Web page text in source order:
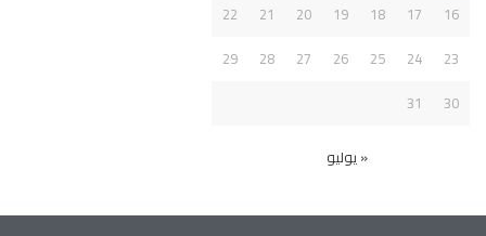
16
17
18
19
20
21
22
23
24
25
26
27
28
29
30
31
« يوليو